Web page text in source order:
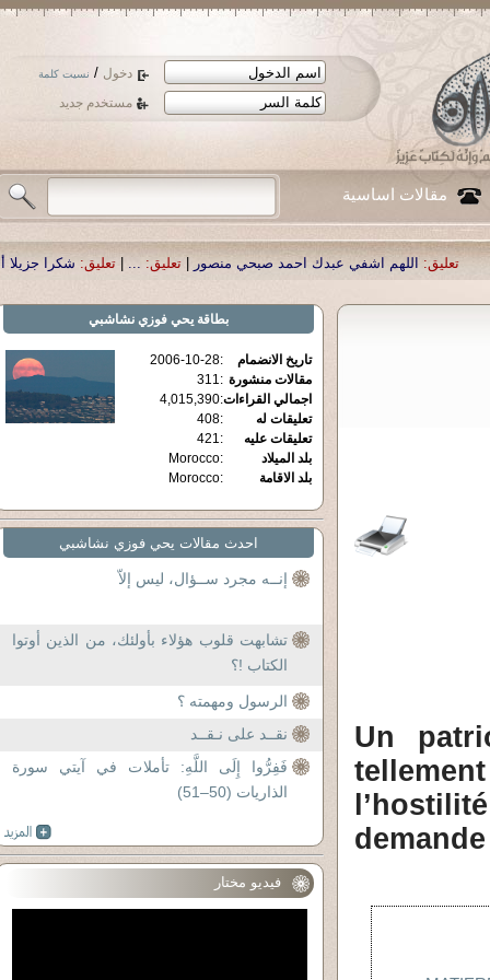
دخول / نسيت كلمة
مستخدم جديد
مقالات اساسية
عبدك احمد صبحي منصور |تعليق: ... تعليق: شكرا جزيلا أستاذ حمد الحمد
Un
بطاقة يحي فوزي نشاشبي
تاريخ الانضمام :
2006-10-28
مقالات منشورة :
311
اجمالي القراءات:
4,015,390
تعليقات له
:
408
تعليقات عليه
:
421
بلد الميلاد
:
Morocco
بلد الاقامة
:
Morocco
احدث مقالات يحي فوزي نشاشبي
إنــه مجرد ســؤال، ليس إلاّ
تشابهت قلوب هؤلاء بأولئك، من الذين أوتوا
الكتاب !؟
الرسول ومهمته ؟
نقــد على نـقــد
فَفِرُّوا إِلَى اللَّهِ: تأملات في آيتي سورة
الذاريات (50–51)
فيديو مختار